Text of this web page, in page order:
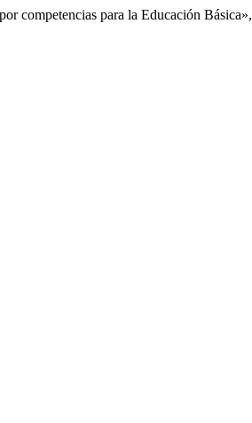
competencias para la Educación Básica»,